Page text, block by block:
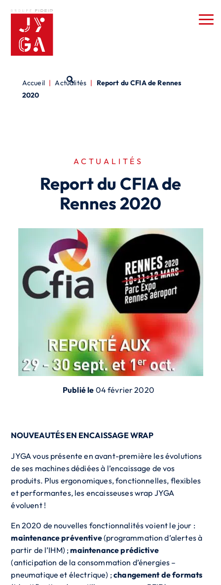
Accueil | Actualités |
Report du CFIA de Rennes
2020
ACTUALITÉS
Report du CFIA de
Rennes 2020
Publié le 04 février 2020
NOUVEAUTÉS EN ENCAISSAGE WRAP
JYGA vous présente en avant-première les évolutions
de ses machines dédiées à l’encaissage de vos
produits. Plus ergonomiques, fonctionnelles, flexibles
et performantes, les encaisseuses wrap JYGA
évoluent !
En 2020 de nouvelles fonctionnalités voient le jour :
maintenance préventive(programmation d’alertes à
partir de l’IHM) ;maintenance prédictive
(anticipation de la consommation d’énergies –
pneumatique et électrique) ;changement de formats